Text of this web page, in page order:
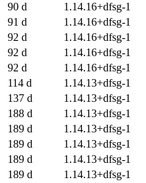
90 d
1.14.16+dfsg-1
91 d
1.14.16+dfsg-1
92 d
1.14.16+dfsg-1
92 d
1.14.16+dfsg-1
92 d
1.14.16+dfsg-1
114 d
1.14.13+dfsg-1
137 d
1.14.13+dfsg-1
188 d
1.14.13+dfsg-1
189 d
1.14.13+dfsg-1
189 d
1.14.13+dfsg-1
189 d
1.14.13+dfsg-1
189 d
1.14.13+dfsg-1